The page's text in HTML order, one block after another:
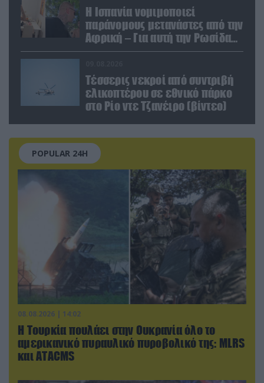
Η Ισπανία νομιμοποιεί
παράνομους μετανάστες από την
Αφρική – Για αυτή την Ρωσίδα
όμως επέλεξαν την απέλαση
Τέσσερις νεκροί από συντριβή
ελικοπτέρου σε εθνικό πάρκο
στο Ρίο ντε Τζανέιρο (βίντεο)
POPULAR 24H
08.08.2026 | 14:02
Η Τουρκία πουλάει στην Ουκρανία όλο το
αμερικανικό πυραυλικό πυροβολικό της: MLRS
και ΑΤΑCMS